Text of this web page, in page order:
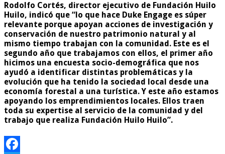
Rodolfo Cortés, director ejecutivo de Fundación Huilo
Huilo, indicó que “lo que hace Duke Engage es súper
relevante porque apoyan acciones de investigación y
conservación de nuestro patrimonio natural y al
mismo tiempo trabajan con la comunidad. Este es el
segundo año que trabajamos con ellos, el primer año
hicimos una encuesta socio-demográfica que nos
ayudó a identificar distintas problemáticas y la
evolución que ha tenido la sociedad local desde una
economía forestal a una turística. Y este año estamos
apoyando los emprendimientos locales. Ellos traen
toda su expertise al servicio de la comunidad y del
trabajo que realiza Fundación Huilo Huilo”.